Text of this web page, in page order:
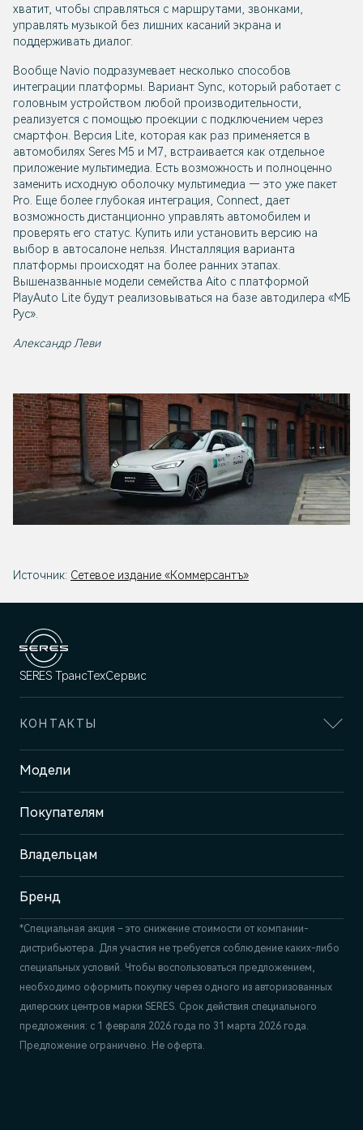
хватит, чтобы справляться с маршрутами, звонками,
управлять музыкой без лишних касаний экрана и
поддерживать диалог.
Вообще Navio подразумевает несколько способов
интеграции платформы. Вариант Sync, который работает с
головным устройством любой производительности,
реализуется с помощью проекции с подключением через
смартфон. Версия Lite, которая как раз применяется в
автомобилях Seres M5 и M7, встраивается как отдельное
приложение мультимедиа. Есть возможность и полноценно
заменить исходную оболочку мультимедиа — это уже пакет
Pro. Еще более глубокая интеграция, Connect, дает
возможность дистанционно управлять автомобилем и
проверять его статус. Купить или установить версию на
выбор в автосалоне нельзя. Инсталляция варианта
платформы происходят на более ранних этапах.
Вышеназванные модели семейства Aito с платформой
PlayAuto Lite будут реализовываться на базе автодилера «МБ
Рус».
Александр Леви
Источник: Сетевое издание «Коммерсантъ»
SERES ТрансТехСервис
КОНТАКТЫ
Адрес
Казань, пр-т Победы, 93к1
Отдел продаж
+7 (843) 210-39-45
Сервис
+7 (843) 558-22-74
Модели
Покупателям
Владельцам
Бренд
*Специальная акция – это снижение стоимости от компании-
дистрибьютера. Для участия не требуется соблюдение каких-либо
специальных условий. Чтобы воспользоваться предложением,
необходимо оформить покупку через одного из авторизованных
дилерских центров марки SERES. Срок действия специального
предложения: с 1 февраля 2026 года по 31 марта 2026 года.
Предложение ограничено. Не оферта.